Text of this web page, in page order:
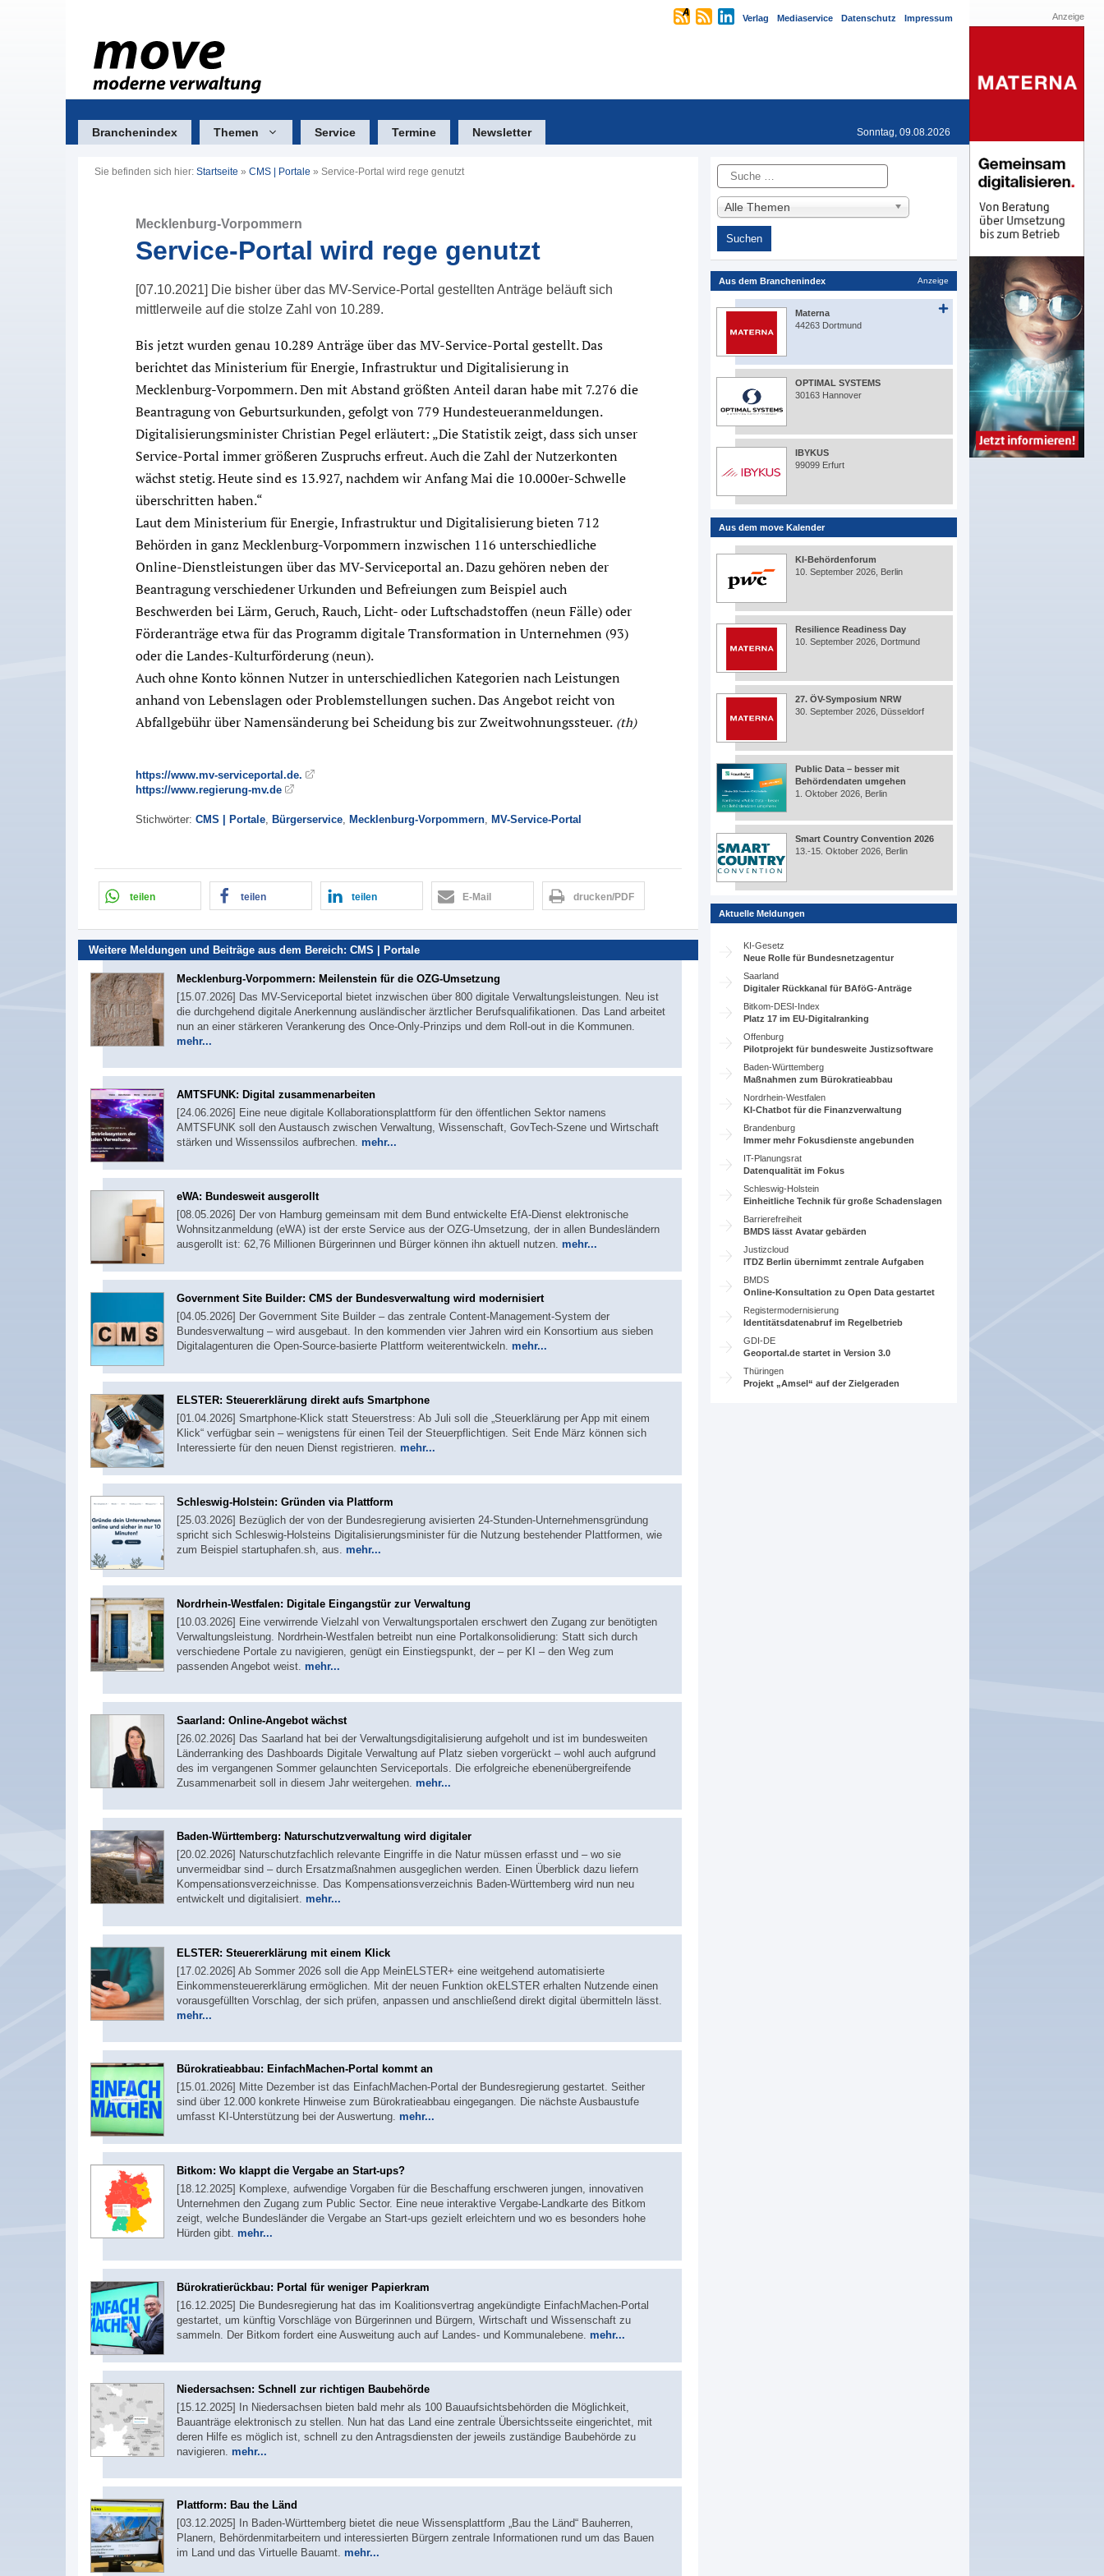
Verlag Mediaservice Datenschutz Impressum
Branchenindex Themen Service Termine Newsletter Sonntag, 09.08.2026
Sie befinden sich hier: Startseite » CMS | Portale » Service-Portal wird rege genutzt
Mecklenburg-Vorpommern
Service-Portal wird rege genutzt
[07.10.2021] Die bisher über das MV-Service-Portal gestellten Anträge beläuft sich
mittlerweile auf die stolze Zahl von 10.289.
Bis jetzt wurden genau 10.289 Anträge über das MV-Service-Portal gestellt. Das
berichtet das Ministerium für Energie, Infrastruktur und Digitalisierung in
Mecklenburg-Vorpommern. Den mit Abstand größten Anteil daran habe mit 7.276 die
Beantragung von Geburtsurkunden, gefolgt von 779 Hundesteueranmeldungen.
Digitalisierungsminister Christian Pegel erläutert: „Die Statistik zeigt, dass sich unser
Service-Portal immer größeren Zuspruchs erfreut. Auch die Zahl der Nutzerkonten
wächst stetig. Heute sind es 13.927, nachdem wir Anfang Mai die 10.000er-Schwelle
überschritten haben.“
Laut dem Ministerium für Energie, Infrastruktur und Digitalisierung bieten 712
Behörden in ganz Mecklenburg-Vorpommern inzwischen 116 unterschiedliche
Online-Dienstleistungen über das MV-Serviceportal an. Dazu gehören neben der
Beantragung verschiedener Urkunden und Befreiungen zum Beispiel auch
Beschwerden bei Lärm, Geruch, Rauch, Licht- oder Luftschadstoffen (neun Fälle) oder
Förderanträge etwa für das Programm digitale Transformation in Unternehmen (93)
oder die Landes-Kulturförderung (neun).
Auch ohne Konto können Nutzer in unterschiedlichen Kategorien nach Leistungen
anhand von Lebenslagen oder Problemstellungen suchen. Das Angebot reicht von
Abfallgebühr über Namensänderung bei Scheidung bis zur Zweitwohnungssteuer. (th)
https://www.mv-serviceportal.de.
https://www.regierung-mv.de
Stichwörter: CMS | Portale, Bürgerservice, Mecklenburg-Vorpommern, MV-Service-Portal
teilen teilen teilen E-Mail drucken/PDF
Weitere Meldungen und Beiträge aus dem Bereich: CMS | Portale
Mecklenburg-Vorpommern: Meilenstein für die OZG-Umsetzung
[15.07.2026] Das MV-Serviceportal bietet inzwischen über 800 digitale Verwaltungsleistungen. Neu ist
die durchgehend digitale Anerkennung ausländischer ärztlicher Berufsqualifikationen. Das Land arbeitet
nun an einer stärkeren Verankerung des Once-Only-Prinzips und dem Roll-out in die Kommunen.
mehr...
AMTSFUNK: Digital zusammenarbeiten
[24.06.2026] Eine neue digitale Kollaborationsplattform für den öffentlichen Sektor namens
AMTSFUNK soll den Austausch zwischen Verwaltung, Wissenschaft, GovTech-Szene und Wirtschaft
stärken und Wissenssilos aufbrechen. mehr...
eWA: Bundesweit ausgerollt
[08.05.2026] Der von Hamburg gemeinsam mit dem Bund entwickelte EfA-Dienst elektronische
Wohnsitzanmeldung (eWA) ist der erste Service aus der OZG-Umsetzung, der in allen Bundesländern
ausgerollt ist: 62,76 Millionen Bürgerinnen und Bürger können ihn aktuell nutzen. mehr...
Government Site Builder: CMS der Bundesverwaltung wird modernisiert
[04.05.2026] Der Government Site Builder – das zentrale Content-Management-System der
Bundesverwaltung – wird ausgebaut. In den kommenden vier Jahren wird ein Konsortium aus sieben
Digitalagenturen die Open-Source-basierte Plattform weiterentwickeln. mehr...
ELSTER: Steuererklärung direkt aufs Smartphone
[01.04.2026] Smartphone-Klick statt Steuerstress: Ab Juli soll die „Steuerklärung per App mit einem
Klick“ verfügbar sein – wenigstens für einen Teil der Steuerpflichtigen. Seit Ende März können sich
Interessierte für den neuen Dienst registrieren. mehr...
Schleswig-Holstein: Gründen via Plattform
[25.03.2026] Bezüglich der von der Bundesregierung avisierten 24‑Stunden‑Unternehmensgründung
spricht sich Schleswig-Holsteins Digitalisierungsminister für die Nutzung bestehender Plattformen, wie
zum Beispiel startuphafen.sh, aus. mehr...
Nordrhein-Westfalen: Digitale Eingangstür zur Verwaltung
[10.03.2026] Eine verwirrende Vielzahl von Verwaltungsportalen erschwert den Zugang zur benötigten
Verwaltungsleistung. Nordrhein-Westfalen betreibt nun eine Portalkonsolidierung: Statt sich durch
verschiedene Portale zu navigieren, genügt ein Einstiegspunkt, der – per KI – den Weg zum
passenden Angebot weist. mehr...
Saarland: Online-Angebot wächst
[26.02.2026] Das Saarland hat bei der Verwaltungsdigitalisierung aufgeholt und ist im bundesweiten
Länderranking des Dashboards Digitale Verwaltung auf Platz sieben vorgerückt – wohl auch aufgrund
des im vergangenen Sommer gelaunchten Serviceportals. Die erfolgreiche ebenenübergreifende
Zusammenarbeit soll in diesem Jahr weitergehen. mehr...
Baden-Württemberg: Naturschutzverwaltung wird digitaler
[20.02.2026] Naturschutzfachlich relevante Eingriffe in die Natur müssen erfasst und – wo sie
unvermeidbar sind – durch Ersatzmaßnahmen ausgeglichen werden. Einen Überblick dazu liefern
Kompensationsverzeichnisse. Das Kompensationsverzeichnis Baden-Württemberg wird nun neu
entwickelt und digitalisiert. mehr...
ELSTER: Steuererklärung mit einem Klick
[17.02.2026] Ab Sommer 2026 soll die App MeinELSTER+ eine weitgehend automatisierte
Einkommensteuererklärung ermöglichen. Mit der neuen Funktion okELSTER erhalten Nutzende einen
vorausgefüllten Vorschlag, der sich prüfen, anpassen und anschließend direkt digital übermitteln lässt.
mehr...
Bürokratieabbau: EinfachMachen-Portal kommt an
[15.01.2026] Mitte Dezember ist das EinfachMachen-Portal der Bundesregierung gestartet. Seither
sind über 12.000 konkrete Hinweise zum Bürokratieabbau eingegangen. Die nächste Ausbaustufe
umfasst KI-Unterstützung bei der Auswertung. mehr...
Bitkom: Wo klappt die Vergabe an Start-ups?
[18.12.2025] Komplexe, aufwendige Vorgaben für die Beschaffung erschweren jungen, innovativen
Unternehmen den Zugang zum Public Sector. Eine neue interaktive Vergabe-Landkarte des Bitkom
zeigt, welche Bundesländer die Vergabe an Start-ups gezielt erleichtern und wo es besonders hohe
Hürden gibt. mehr...
Bürokratierückbau: Portal für weniger Papierkram
[16.12.2025] Die Bundesregierung hat das im Koalitionsvertrag angekündigte EinfachMachen-Portal
gestartet, um künftig Vorschläge von Bürgerinnen und Bürgern, Wirtschaft und Wissenschaft zu
sammeln. Der Bitkom fordert eine Ausweitung auch auf Landes- und Kommunalebene. mehr...
Niedersachsen: Schnell zur richtigen Baubehörde
[15.12.2025] In Niedersachsen bieten bald mehr als 100 Bauaufsichtsbehörden die Möglichkeit,
Bauanträge elektronisch zu stellen. Nun hat das Land eine zentrale Übersichtsseite eingerichtet, mit
deren Hilfe es möglich ist, schnell zu den Antragsdiensten der jeweils zuständige Baubehörde zu
navigieren. mehr...
Plattform: Bau the Länd
[03.12.2025] In Baden-Württemberg bietet die neue Wissensplattform „Bau the Länd“ Bauherren,
Planern, Behördenmitarbeitern und interessierten Bürgern zentrale Informationen rund um das Bauen
im Land und das Virtuelle Bauamt. mehr...
Suche
Alle Themen
Aus dem Branchenindex Anzeige
Materna
44263 Dortmund
OPTIMAL SYSTEMS
30163 Hannover
IBYKUS
99099 Erfurt
Aus dem move Kalender
KI-Behördenforum
10. September 2026, Berlin
Resilience Readiness Day
10. September 2026, Dortmund
27. ÖV-Symposium NRW
30. September 2026, Düsseldorf
Public Data – besser mit
Behördendaten umgehen
1. Oktober 2026, Berlin
Smart Country Convention 2026
13.-15. Oktober 2026, Berlin
Aktuelle Meldungen
KI-Gesetz
Neue Rolle für Bundesnetzagentur
Saarland
Digitaler Rückkanal für BAföG-Anträge
Bitkom-DESI-Index
Platz 17 im EU-Digitalranking
Offenburg
Pilotprojekt für bundesweite Justizsoftware
Baden-Württemberg
Maßnahmen zum Bürokratieabbau
Nordrhein-Westfalen
KI-Chatbot für die Finanzverwaltung
Brandenburg
Immer mehr Fokusdienste angebunden
IT-Planungsrat
Datenqualität im Fokus
Schleswig-Holstein
Einheitliche Technik für große Schadenslagen
Barrierefreiheit
BMDS lässt Avatar gebärden
Justizcloud
ITDZ Berlin übernimmt zentrale Aufgaben
BMDS
Online-Konsultation zu Open Data gestartet
Registermodernisierung
Identitätsdatenabruf im Regelbetrieb
GDI-DE
Geoportal.de startet in Version 3.0
Thüringen
Projekt „Amsel“ auf der Zielgeraden
Anzeige